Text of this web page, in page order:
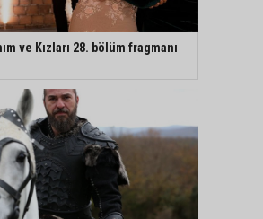
ve Kızları 28. bölüm fragmanı